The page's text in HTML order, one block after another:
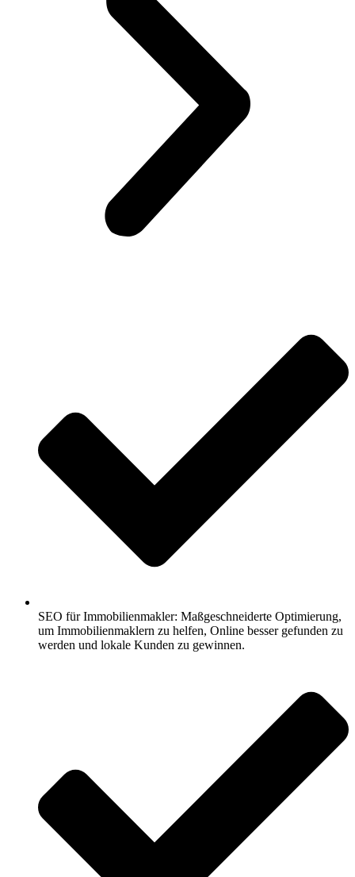
SEO für Immobilienmakler: Maßgeschneiderte Optimierung,
um Immobilienmaklern zu helfen, Online besser gefunden zu
werden und lokale Kunden zu gewinnen.